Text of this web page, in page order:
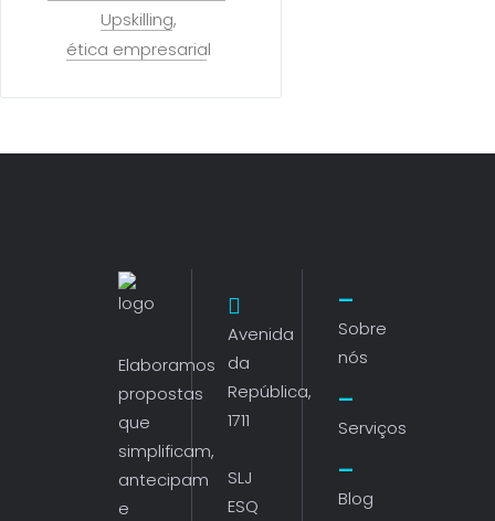
Upskilling
ética empresarial
Elaboramos
propostas
que
simplificam,
antecipam
e
Avenida
da
República,
1711
SLJ
ESQ
Sobre
nós
Serviços
Blog